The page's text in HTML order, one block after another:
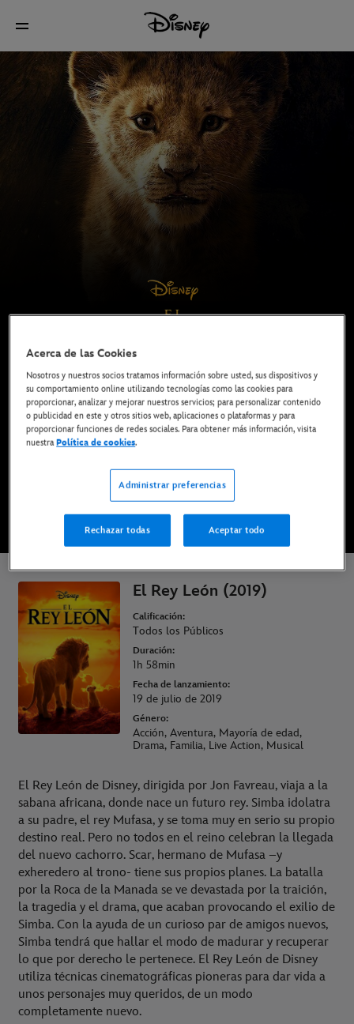
Ya disponible en Disney+*, DVD, Blu-ray y compra
digital
DISFRÚTALA EN DISNEY+
COMPRAR LA PELÍCULA
* Imprescindible tener una suscripción | Planes desde solo 6,99€ al mes
El Rey León (2019)
Calificación:
Todos los Públicos
Duración:
1h 58min
Fecha de lanzamiento:
19 de julio de 2019
Género:
Acción, Aventura, Mayoría de edad,
Drama, Familia, Live Action, Musical
El Rey León de Disney, dirigida por Jon Favreau, viaja a la
sabana africana, donde nace un futuro rey. Simba idolatra
a su padre, el rey Mufasa, y se toma muy en serio su propio
destino real. Pero no todos en el reino celebran la llegada
del nuevo cachorro. Scar, hermano de Mufasa –y
exheredero al trono- tiene sus propios planes. La batalla
por la Roca de la Manada se ve devastada por la traición,
la tragedia y el drama, que acaban provocando el exilio de
Simba. Con la ayuda de un curioso par de amigos nuevos,
Simba tendrá que hallar el modo de madurar y recuperar
lo que por derecho le pertenece. El Rey León de Disney
utiliza técnicas cinematográficas pioneras para dar vida a
unos personajes muy queridos, de un modo
completamente nuevo.
Acerca de las Cookies
Nosotros y nuestros socios tratamos información sobre usted, sus dispositivos y
su comportamiento online utilizando tecnologías como las cookies para
proporcionar, analizar y mejorar nuestros servicios; para personalizar contenido
o publicidad en este y otros sitios web, aplicaciones o plataformas y para
proporcionar funciones de redes sociales. Para obtener más información, visita
nuestra Política de cookies.
Administrar preferencias
Rechazar todas Aceptar todo